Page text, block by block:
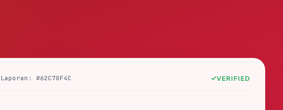
#62C70F4C VERIFIED